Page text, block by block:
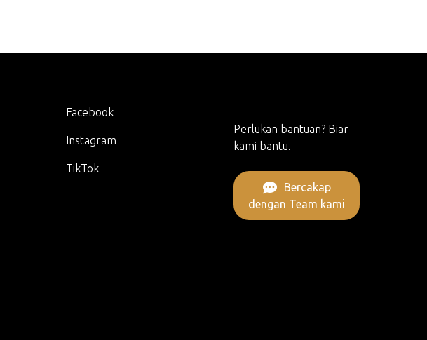
Orang yang akan Menunaikan Umrah atau
Facebook
Instagram
TikTok
Perlukan bantuan? Biar
kami bantu.
Bercakap
dengan Team kami